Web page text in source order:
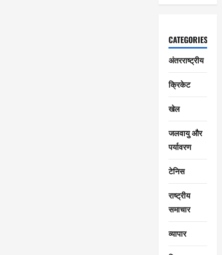
CATEGORIES
अंतरराष्ट्रीय
क्रिकेट
खेल
जलवायु और
पर्यावरण
टेनिस
राष्ट्रीय
समाचार
व्यापार